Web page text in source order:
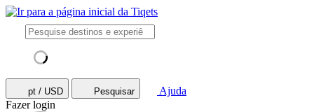
pt / USD Pesquisar
Ajuda
Fazer login